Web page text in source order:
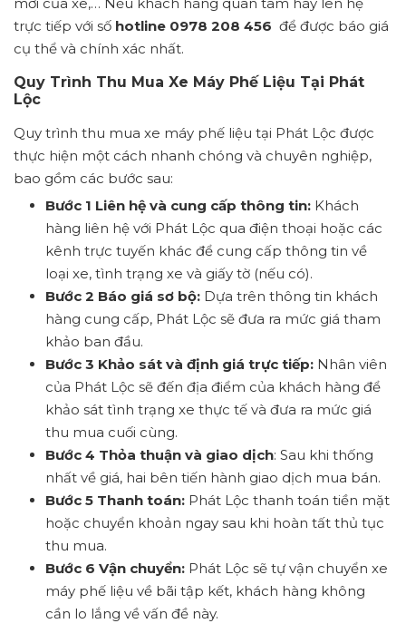
mới của xe,… Nếu khách hàng quan tâm hãy lên hệ
trực tiếp với số hotline 0978 208 456 để được báo giá
cụ thể và chính xác nhất.
Quy Trình Thu Mua Xe Máy Phế Liệu Tại Phát
Lộc
Quy trình thu mua xe máy phế liệu tại Phát Lộc được
thực hiện một cách nhanh chóng và chuyên nghiệp,
bao gồm các bước sau:
Bước 1 Liên hệ và cung cấp thông tin: Khách
hàng liên hệ với Phát Lộc qua điện thoại hoặc các
kênh trực tuyến khác để cung cấp thông tin về
loại xe, tình trạng xe và giấy tờ (nếu có).
Bước 2 Báo giá sơ bộ: Dựa trên thông tin khách
hàng cung cấp, Phát Lộc sẽ đưa ra mức giá tham
khảo ban đầu.
Bước 3 Khảo sát và định giá trực tiếp: Nhân viên
của Phát Lộc sẽ đến địa điểm của khách hàng để
khảo sát tình trạng xe thực tế và đưa ra mức giá
thu mua cuối cùng.
Bước 4 Thỏa thuận và giao dịch: Sau khi thống
nhất về giá, hai bên tiến hành giao dịch mua bán.
Bước 5 Thanh toán: Phát Lộc thanh toán tiền mặt
hoặc chuyển khoản ngay sau khi hoàn tất thủ tục
thu mua.
Bước 6 Vận chuyển: Phát Lộc sẽ tự vận chuyển xe
máy phế liệu về bãi tập kết, khách hàng không
cần lo lắng về vấn đề này.